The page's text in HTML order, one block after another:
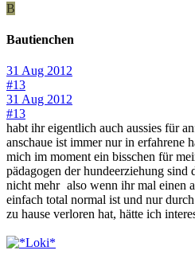
B
Bautienchen
31 Aug 2012
#13
31 Aug 2012
#13
habt ihr eigentlich auch aussies für
anschaue ist immer nur in erfahrene
mich im moment ein bisschen für
pädagogen der hundeerziehung sind
nicht mehr also wenn ihr mal einen
einfach total normal ist und nur
zu hause verloren hat, hätte ich